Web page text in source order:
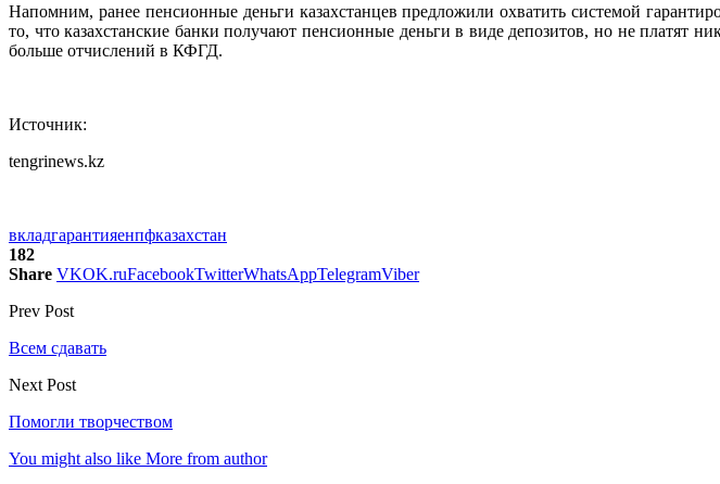
Напомним, ранее пенсионные деньги казахстанцев предложили охватить системой
то, что казахстанские банки получают пенсионные деньги в виде депозитов, но не платят
больше отчислений в КФГД.
Источник:
tengrinews.kz
вкладгарантияенпфказахстан
182
Share VKOK.ruFacebookTwitterWhatsAppTelegramViber
Prev Post
Всем сдавать
Next Post
Помогли творчеством
You might also like More from author